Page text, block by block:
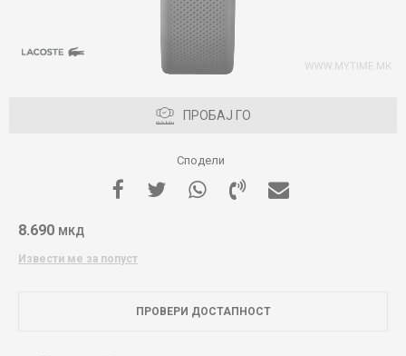
ПРОБАЈ ГО
Сподели
8.690 МКД
Извести ме за попуст
ПРОВЕРИ ДОСТАПНОСТ